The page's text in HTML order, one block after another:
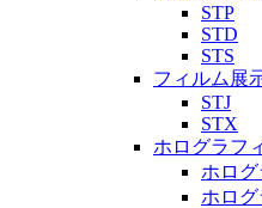
STP
STD
STS
フィルム展
STJ
STX
ホログラフ
ホロ
ホロ